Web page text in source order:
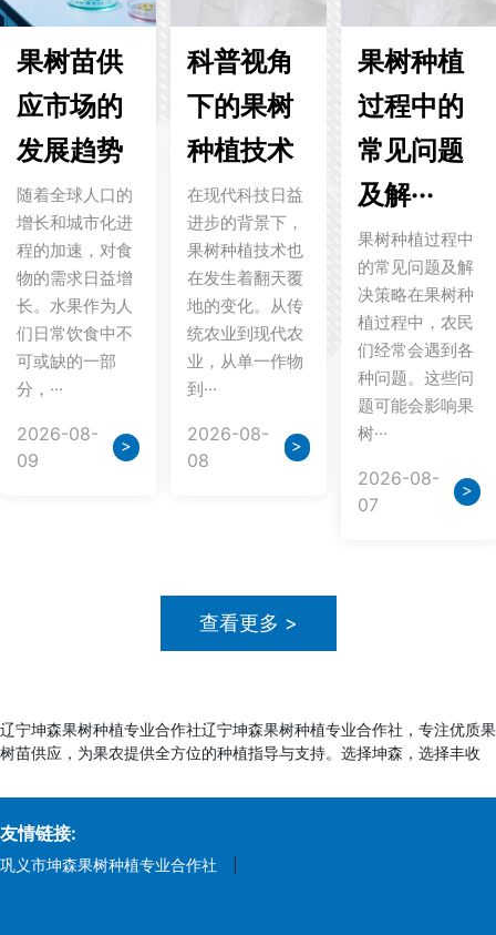
果树苗供
应市场的
发展趋势
随着全球人口的
增长和城市化进
程的加速，对食
物的需求日益增
长。水果作为人
们日常饮食中不
可或缺的一部
分，···
2026-08-
09
>
科普视角
下的果树
种植技术
在现代科技日益
进步的背景下，
果树种植技术也
在发生着翻天覆
地的变化。从传
统农业到现代农
业，从单一作物
到···
2026-08-
08
>
果树种植
过程中的
常见问题
及解···
果树种植过程中
的常见问题及解
决策略在果树种
植过程中，农民
们经常会遇到各
种问题。这些问
题可能会影响果
树···
2026-08-
07
>
查看更多 >
辽宁坤森果树种植专业合作社辽宁坤森果树种植专业合作社，专注优质果
树苗供应，为果农提供全方位的种植指导与支持。选择坤森，选择丰收
友情链接:
巩义市坤森果树种植专业合作社